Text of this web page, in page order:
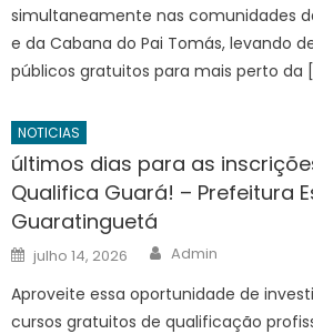
simultaneamente nas comunidades
e da Cabana do Pai Tomás, levando
públicos gratuitos para mais perto da
NOTICIAS
últimos dias para as
Qualifica Guará! – Prefeitura
Guaratinguetá
Posted
on
julho 14, 2026 Author
Admin
Aproveite essa oportunidade de
cursos gratuitos de qualificação